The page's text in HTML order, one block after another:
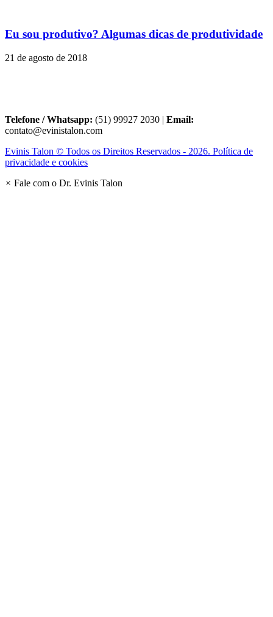
Eu sou produtivo? Algumas dicas de produtividade
21 de agosto de 2018
Telefone / Whatsapp: (51) 99927 2030 | Email:
contato@evinistalon.com
Evinis Talon © Todos os Direitos Reservados - 2026. Política de
privacidade e cookies
× Fale com o Dr. Evinis Talon